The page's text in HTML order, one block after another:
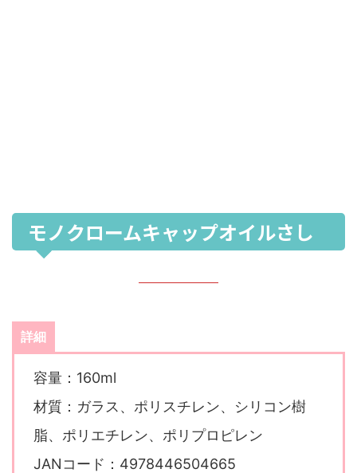
モノクロームキャップオイルさし
詳細
容量：160ml
材質：ガラス、ポリスチレン、シリコン樹
脂、ポリエチレン、ポリプロピレン
JANコード：4978446504665